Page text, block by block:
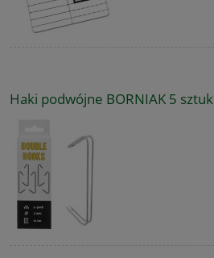
Haki podwójne BORNIAK 5 sztuk